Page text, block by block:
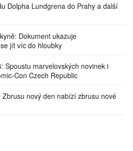
Dolpha Lundgrena do Prahy a další
Dokument ukazuje
jít víc do hloubky
Spoustu marvelovských novinek i
Con Czech Republic
Zbrusu nový den nabízí zbrusu nové